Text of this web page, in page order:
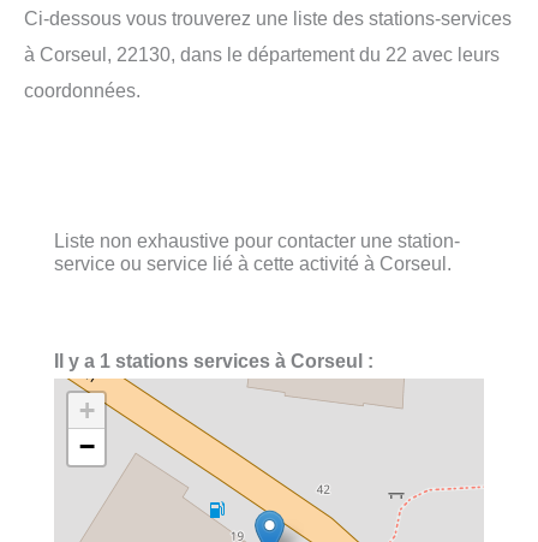
Ci-dessous vous trouverez une liste des stations-services
à Corseul, 22130, dans le département du 22 avec leurs
coordonnées.
Liste non exhaustive pour contacter une station-
service ou service lié à cette activité à Corseul.
Il y a 1 stations services à Corseul :
+
−